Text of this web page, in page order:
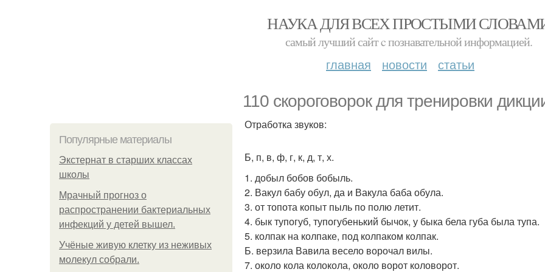
НАУКА ДЛЯ ВСЕХ ПРОСТЫМИ
самый лучший сайт c познавательной информацией.
главная новости статьи
110 скороговорок для тренировки
Популярные материалы
Экстернат в старших классах
школы
Мрачный прогноз о
распространении бактериальных
инфекций у детей вышел.
Учёные живую клетку из неживых
молекул собрали.
Отработка звуков:
Б, п, в, ф, г, к, д, т, х.
1. добыл бобов бобыль.
2. Вакул бабу обул, да и Вакула баба обула.
3. от топота копыт пыль по полю летит.
4. бык тупогуб, тупогубенький бычок, у быка бела губа была тупа.
5. колпак на колпаке, под колпаком колпак.
Б. верзила Вавила весело ворочал вилы.
7. около кола колокола, около ворот коловорот.